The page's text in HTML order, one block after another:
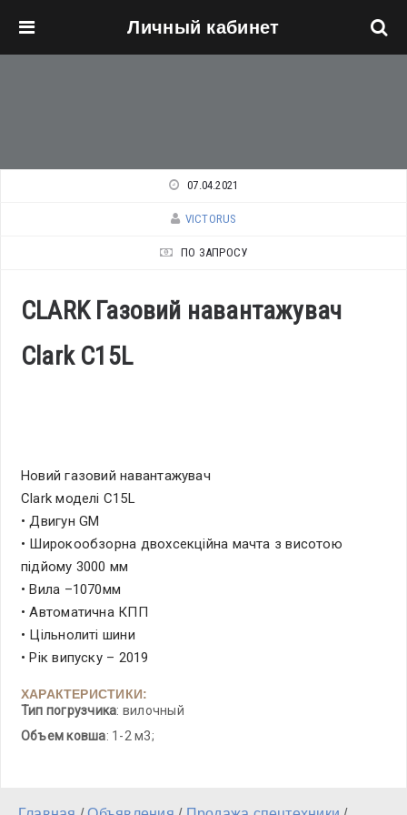
Личный кабинет
07.04.2021
VICTORUS
ПО ЗАПРОСУ
CLARK Газовий навантажувач
Сlark C15L
Новий газовий навантажувач
Clark моделі C15L
• Двигун GM
• Широкообзорна двохсекційна мачта з висотою
підйому 3000 мм
• Вила –1070мм
• Автоматична КПП
• Цільнолиті шини
• Рік випуску – 2019
ХАРАКТЕРИСТИКИ:
Тип погрузчика: вилочный
Объем ковша: 1-2 м3;